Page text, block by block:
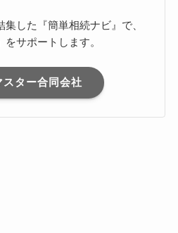
した『簡単相続ナビ』で、
サポートします。
スター合同会社